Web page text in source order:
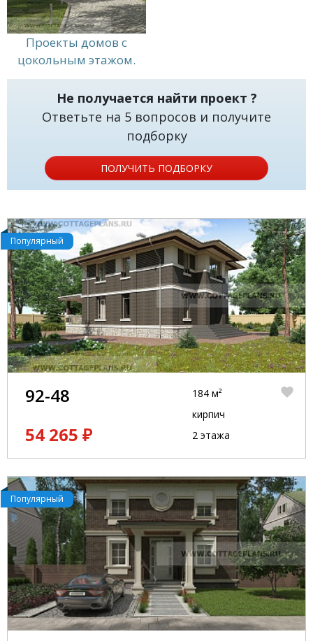
Проекты домов с
цокольным этажом.
Не получается найти проект ?
Ответьте на 5 вопросов и получите
подборку
ПОЛУЧИТЬ ПОДБОРКУ
Популярный
92-48
54 265 ₽
184 м²
кирпич
2 этажа
Популярный